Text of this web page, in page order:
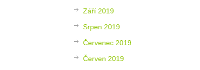
Září 2019
Srpen 2019
Červenec 2019
Červen 2019